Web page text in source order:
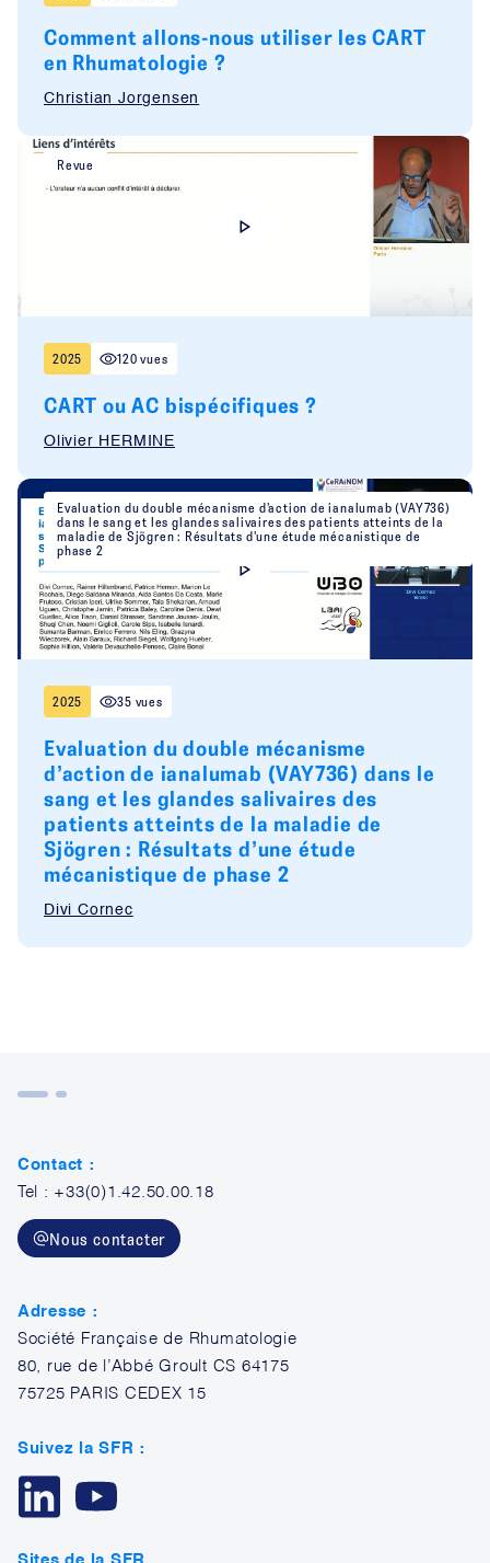
Comment allons-nous utiliser les CART
en Rhumatologie ?
Christian Jorgensen
Revue
2025 120 vues
CART ou AC bispécifiques ?
Olivier HERMINE
Evaluation du double mécanisme d’action de ianalumab (VAY736)
dans le sang et les glandes salivaires des patients atteints de la
maladie de Sjögren : Résultats d’une étude mécanistique de
phase 2
2025 35 vues
Evaluation du double mécanisme
d’action de ianalumab (VAY736) dans le
sang et les glandes salivaires des
patients atteints de la maladie de
Sjögren : Résultats d’une étude
mécanistique de phase 2
Divi Cornec
Contact :
Tel : +33(0)1.42.50.00.18
Nous contacter
Adresse :
Société Française de Rhumatologie
80, rue de l’Abbé Groult CS 64175
75725 PARIS CEDEX 15
Suivez la SFR :